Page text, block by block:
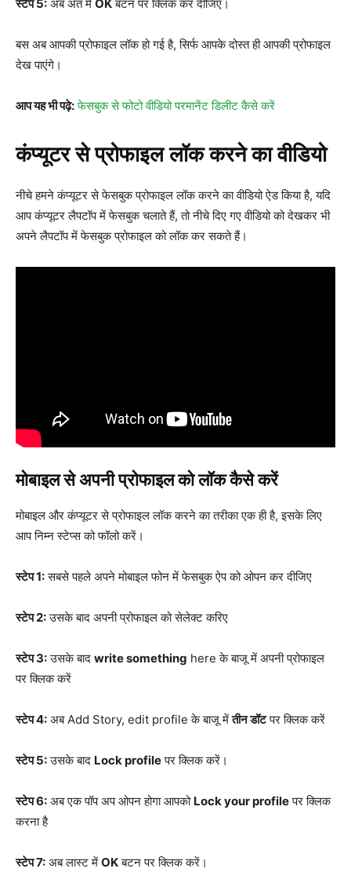
स्टेप 5: अब अंत में OKबटन पर क्लिक कर दीजिए।
बस अब आपकी प्रोफाइल लॉक हो गई है, सिर्फ आपके दोस्त ही आपकी प्रोफाइल
देख पाएंगे।
आप यह भी पढ़े: फेसबुक से फोटो वीडियो परमानेंट डिलीट कैसे करें
कंप्यूटर से प्रोफाइल लॉक करने का वीडियो
नीचे हमने कंप्यूटर से फेसबुक प्रोफाइल लॉक करने का वीडियो ऐड किया है, यदि
आप कंप्यूटर लैपटॉप में फेसबुक चलाते हैं, तो नीचे दिए गए वीडियो को देखकर भी
अपने लैपटॉप में फेसबुक प्रोफाइल को लॉक कर सकते हैं।
मोबाइल से अपनी प्रोफाइल को लॉक कैसे करें
मोबाइल और कंप्यूटर से प्रोफाइल लॉक करने का तरीका एक ही है, इसके लिए
आप निम्न स्टेप्स को फॉलो करें।
स्टेप 1:सबसे पहले अपने मोबाइल फोन में फेसबुक ऐप को ओपन कर दीजिए
स्टेप 2:उसके बाद अपनी प्रोफाइल को सेलेक्ट करिए
स्टेप 3:उसके बाद write something here के बाजू में अपनी प्रोफाइल
पर क्लिक करें
स्टेप 4: अब Add Story, edit profile के बाजू मेंतीन डॉटपर क्लिक करें
स्टेप 5:उसके बाद Lock profileपर क्लिक करें।
स्टेप 6: अब एक पॉप अप ओपन होगा आपको Lock your profileपर क्लिक
करना है
स्टेप 7: अब लास्ट में OKबटन पर क्लिक करें।